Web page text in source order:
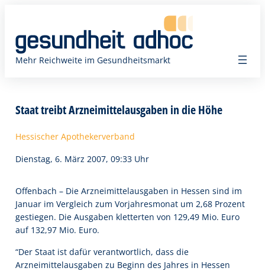
springen
Mehr Reichweite im Gesundheitsmarkt
Staat treibt Arzneimittelausgaben in die Höhe
Hessischer Apothekerverband
Dienstag, 6. März 2007, 09:33 Uhr
Offenbach – Die Arzneimittelausgaben in Hessen sind im
Januar im Vergleich zum Vorjahresmonat um 2,68 Prozent
gestiegen. Die Ausgaben kletterten von 129,49 Mio. Euro
auf 132,97 Mio. Euro.
“Der Staat ist dafür verantwortlich, dass die
Arzneimittelausgaben zu Beginn des Jahres in Hessen